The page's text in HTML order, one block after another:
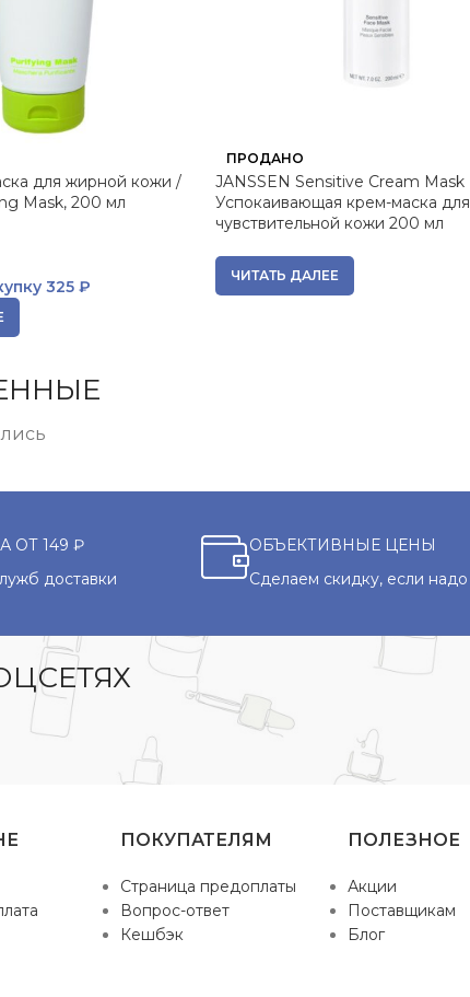
для жирной кожи /
Mask, 200 мл
325 ₽
ПРОДАНО
JANSSEN Sensitive Cream Mask
Успокаивающая крем-маска для
чувствительной кожи 200 мл
ЧИТАТЬ ДАЛЕЕ
ОТ 149 ₽
доставки
ОБЪЕКТИВНЫЕ ЦЕНЫ
Сделаем скидку, если надо
ПОКУПАТЕЛЯМ
Страница предоплаты
Вопрос-ответ
Кешбэк
ПОЛЕЗНОЕ
Акции
Поставщикам
Блог